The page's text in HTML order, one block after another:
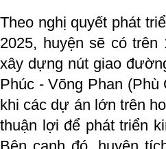
Theo nghị quyết phát
2025, huyện sẽ có
xây dựng nút giao
Phúc - Võng Phan
khi các dự án lớn trên
thuận lợi để phát triển